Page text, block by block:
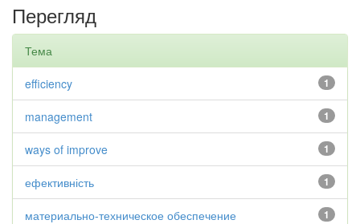
Перегляд
Тема
1
efficiency
1
management
1
ways of improve
1
ефективність
1
материально-техническое обеспечение